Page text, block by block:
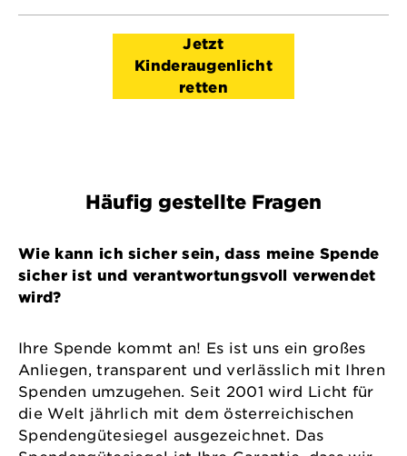
Jetzt
Kinderaugenlicht
retten
Häufig gestellte Fragen
Wie kann ich sicher sein, dass meine Spende
sicher ist und verantwortungsvoll verwendet
wird?
Ihre Spende kommt an! Es ist uns ein großes
Anliegen, transparent und verlässlich mit Ihren
Spenden umzugehen. Seit 2001 wird Licht für
die Welt jährlich mit dem österreichischen
Spendengütesiegel ausgezeichnet. Das